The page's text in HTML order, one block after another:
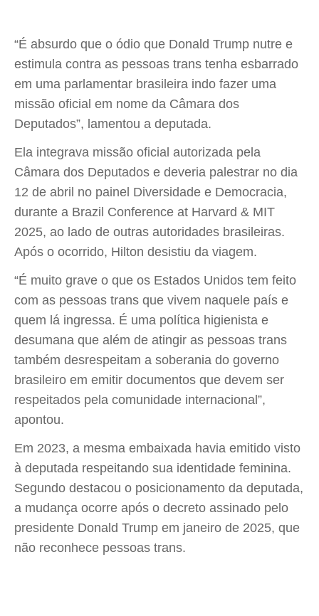
“É absurdo que o ódio que Donald Trump nutre e
estimula contra as pessoas trans tenha esbarrado
em uma parlamentar brasileira indo fazer uma
missão oficial em nome da Câmara dos
Deputados”, lamentou a deputada.
Ela integrava missão oficial autorizada pela
Câmara dos Deputados e deveria palestrar no dia
12 de abril no painel Diversidade e Democracia,
durante a Brazil Conference at Harvard & MIT
2025, ao lado de outras autoridades brasileiras.
Após o ocorrido, Hilton desistiu da viagem.
“É muito grave o que os Estados Unidos tem feito
com as pessoas trans que vivem naquele país e
quem lá ingressa. É uma política higienista e
desumana que além de atingir as pessoas trans
também desrespeitam a soberania do governo
brasileiro em emitir documentos que devem ser
respeitados pela comunidade internacional”,
apontou.
Em 2023, a mesma embaixada havia emitido visto
à deputada respeitando sua identidade feminina.
Segundo destacou o posicionamento da deputada,
a mudança ocorre após o decreto assinado pelo
presidente Donald Trump em janeiro de 2025, que
não reconhece pessoas trans.